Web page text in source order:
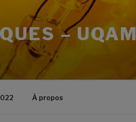
– UQAM
À propos